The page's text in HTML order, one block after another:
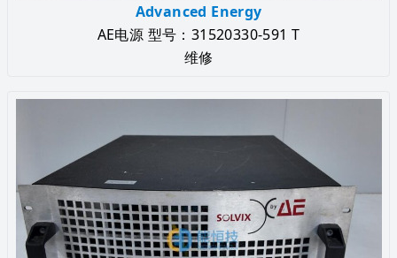
Advanced Energy
AE电源 型号：31520330-591 T
维修